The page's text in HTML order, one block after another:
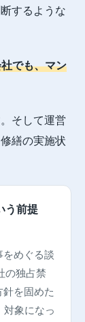
するような
でも、マン
そして運営
繕の実施状
う前提
めぐる談
の独占禁
を固めた
対象になっ